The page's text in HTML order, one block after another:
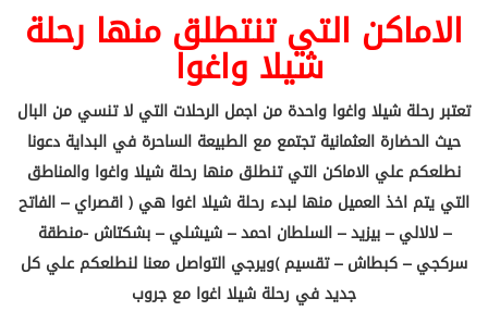
الاماكن التي تنتطلق منها رحلة
شيلا واغوا
تعتبر رحلة شيلا واغوا واحدة من اجمل الرحلات التي لا تنسي من البال
حيث الحضارة العثمانية تجتمع مع الطبيعة الساحرة في البداية دعونا
نطلعكم علي الاماكن التي تنطلق منها رحلة شيلا واغوا والمناطق
التي يتم اخذ العميل منها لبدء رحلة شيلا اغوا هي ( اقصراي – الفاتح
– لالالي – بيزيد – السلطان احمد – شيشلي – بشكتاش -منطقة
سركجي – كبطاش – تقسيم )ويرجي التواصل معنا لنطلعكم علي كل
جديد في رحلة شيلا اغوا مع جروب